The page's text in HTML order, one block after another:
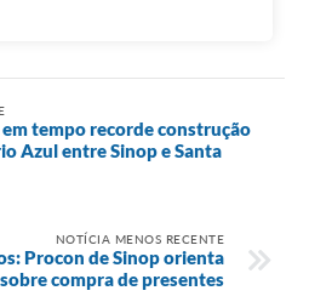
tempo recorde construção
Azul entre Sinop e Santa
NOTÍCIA MENOS RECENTE
Procon de Sinop orienta
compra de presentes